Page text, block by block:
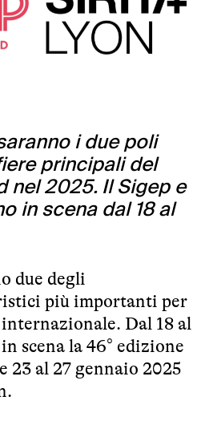
i due poli
principali del
nel 2025. Il Sigep e
in scena dal 18 al
due degli
più importanti per
Dal 18 al
scena la 46° edizione
23 al 27 gennaio 2025